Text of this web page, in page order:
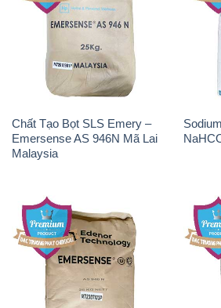
Chất Tạo Bọt SLS Emery –
Emersense AS 946N Mã Lai
Malaysia